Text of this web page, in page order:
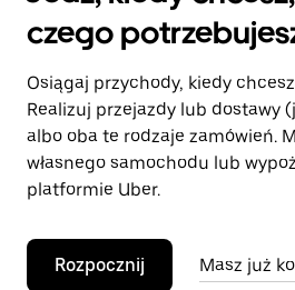
czego
Osiągaj przychody, kiedy
Realizuj przejazdy lub dostawy
albo oba te rodzaje zamówień.
własnego samochodu lub
platformie Uber.
Rozpocznij Masz już